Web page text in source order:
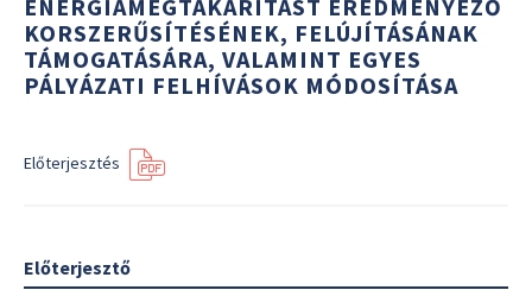
ENERGIAMEGTAKARÍTÁST EREDMÉNYEZŐ
KORSZERŰSÍTÉSÉNEK, FELÚJÍTÁSÁNAK
TÁMOGATÁSÁRA, VALAMINT EGYES
PÁLYÁZATI FELHÍVÁSOK MÓDOSÍTÁSA
Előterjesztés
Előterjesztő